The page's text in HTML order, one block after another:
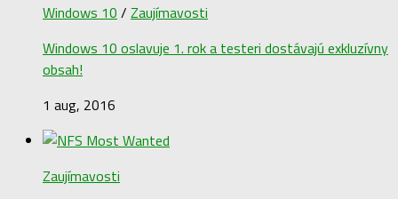
Windows 10 / Zaujímavosti
Windows 10 oslavuje 1. rok a testeri dostávajú exkluzívny
obsah!
1 aug, 2016
Zaujímavosti